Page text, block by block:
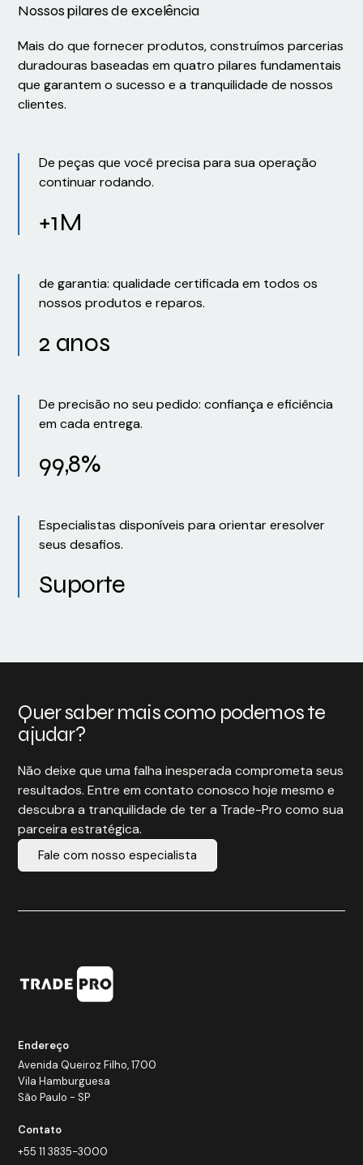
Nossos pilares de excelência
Mais do que fornecer produtos, construímos parcerias
duradouras baseadas em quatro pilares fundamentais
que garantem o sucesso e a tranquilidade de nossos
clientes.
De peças que você precisa para sua operação
continuar rodando.
+1M
de garantia: qualidade certificada em todos os
nossos produtos e reparos.
2 anos
De precisão no seu pedido: confiança e eficiência
em cada entrega.
99,8%
Especialistas disponíveis para orientar eresolver
seus desafios.
Suporte
Quer saber mais como podemos te
ajudar?
Não deixe que uma falha inesperada comprometa seus
resultados. Entre em contato conosco hoje mesmo e
descubra a tranquilidade de ter a Trade-Pro como sua
parceira estratégica.
Fale com nosso especialista
Endereço
Avenida Queiroz Filho, 1700
Vila Hamburguesa
São Paulo - SP
Contato
+55 11 3835-3000